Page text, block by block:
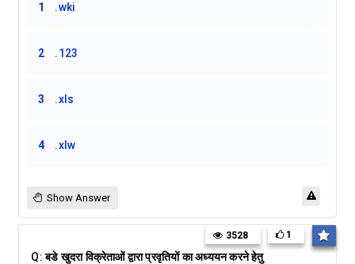
1 .wki
2 .123
3 .xls
4 .xlw
Show Answer
Q:बडे खुदरा विक्रेताओं द्वारा प्रवृतियों का अध्ययन करने हेतु
3528 1